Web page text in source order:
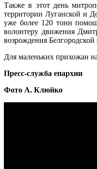
Также в этот день
территории Луганской и
уже более 120 тонн
волонтеру движения
возрождения
Для маленьких прихожан
Пресс-служба епархии
Фото А. Клюйко